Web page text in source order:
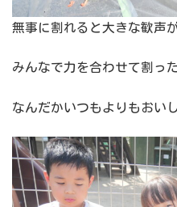
無事に割れると大きな歓声
みんなで力を合わせて割っ
なんだかいつもよりもおい